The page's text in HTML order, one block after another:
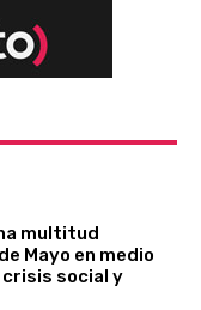
multitud
Mayo en medio
social y